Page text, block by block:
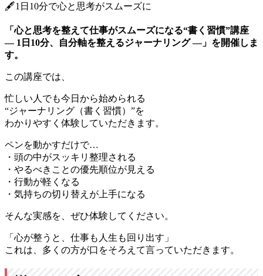
🖋1日10分で心と思考がスムーズに
「心と思考を整えて仕事がスムーズになる“書く習慣”講座
― 1日10分、自分軸を整えるジャーナリング ―」を開催しま
す。
この講座では、
忙しい人でも今日から始められる
“ジャーナリング（書く習慣）”を
わかりやすく体験していただきます。
ペンを動かすだけで…
・頭の中がスッキリ整理される
・やるべきことの優先順位が見える
・行動が軽くなる
・気持ちの切り替えが上手になる
そんな実感を、ぜひ体験してください。
「心が整うと、仕事も人生も回り出す」
これは、多くの方が口をそろえて言っていただきます。